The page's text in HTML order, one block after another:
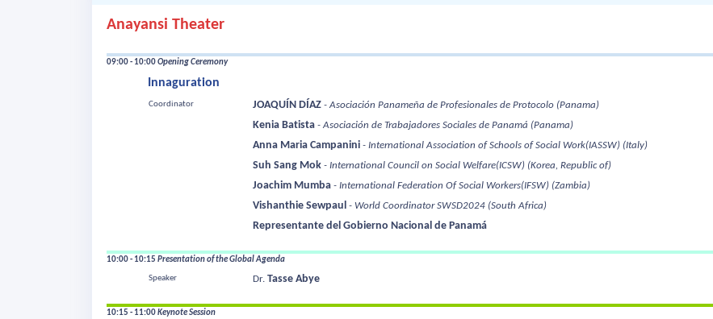
Anayansi Theater
09:00 - 10:00Opening Ceremony
Innaguration
Coordinator JOAQUÍN DÍAZ - Asociación Panameña de Profesionales de Protocolo (Panama)
Kenia Batista - Asociación de Trabajadores Sociales de Panamá (Panama)
Anna Maria Campanini - International Association of Schools of Social Work(IASSW) (Italy)
Suh Sang Mok - International Council on Social Welfare(ICSW) (Korea, Republic of)
Joachim Mumba - International Federation Of Social Workers(IFSW) (Zambia)
Vishanthie Sewpaul - World Coordinator SWSD2024 (South Africa)
Representante del Gobierno Nacional de Panamá
10:00 - 10:15 Presentation of the Global Agenda
Speaker Dr. Tasse Abye
10:15 - 11:00Keynote Session